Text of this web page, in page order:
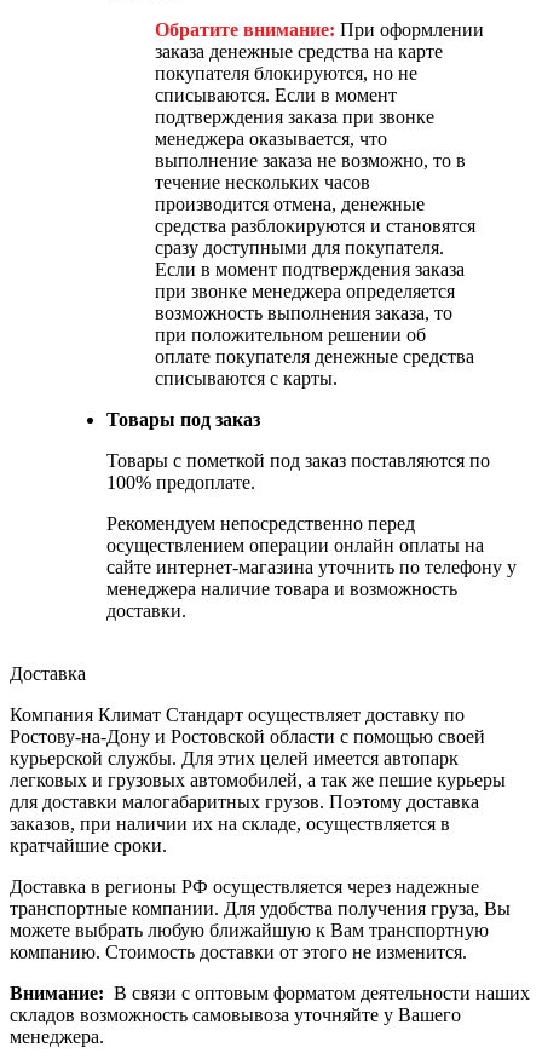
Обратите внимание: При оформлении
заказа денежные средства на карте
покупателя блокируются, но не
списываются. Если в момент
подтверждения заказа при звонке
менеджера оказывается, что
выполнение заказа не возможно, то в
течение нескольких часов
производится отмена, денежные
средства разблокируются и становятся
сразу доступными для покупателя.
Если в момент подтверждения заказа
при звонке менеджера определяется
возможность выполнения заказа, то
при положительном решении об
оплате покупателя денежные средства
списываются с карты.
Товары под заказ
Товары с пометкой под заказ поставляются по
100% предоплате.
Рекомендуем непосредственно перед
осуществлением операции онлайн оплаты на
сайте интернет-магазина уточнить по телефону у
менеджера наличие товара и возможность
доставки.
Доставка
Компания Климат Стандарт осуществляет доставку по
Ростову-на-Дону и Ростовской области с помощью своей
курьерской службы. Для этих целей имеется автопарк
легковых и грузовых автомобилей, а так же пешие курьеры
для доставки малогабаритных грузов. Поэтому доставка
заказов, при наличии их на складе, осуществляется в
кратчайшие сроки.
Доставка в регионы РФ осуществляется через надежные
транспортные компании. Для удобства получения груза, Вы
можете выбрать любую ближайшую к Вам транспортную
компанию. Стоимость доставки от этого не изменится.
Внимание: В связи с оптовым форматом деятельности наших
складов возможность самовывоза уточняйте у Вашего
менеджера.